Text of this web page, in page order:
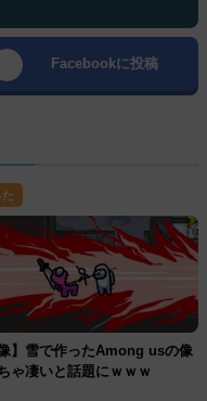
Facebookに投稿
像】雪で作ったAmong usの像
ゃ凄いと話題にｗｗｗ